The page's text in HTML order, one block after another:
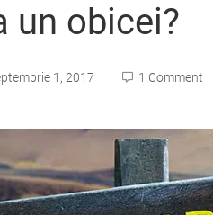
un obicei?
1, 2017 1 Comment